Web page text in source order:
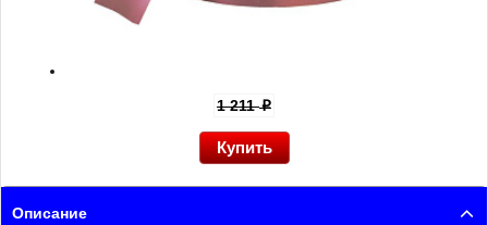
1 211p
Описание